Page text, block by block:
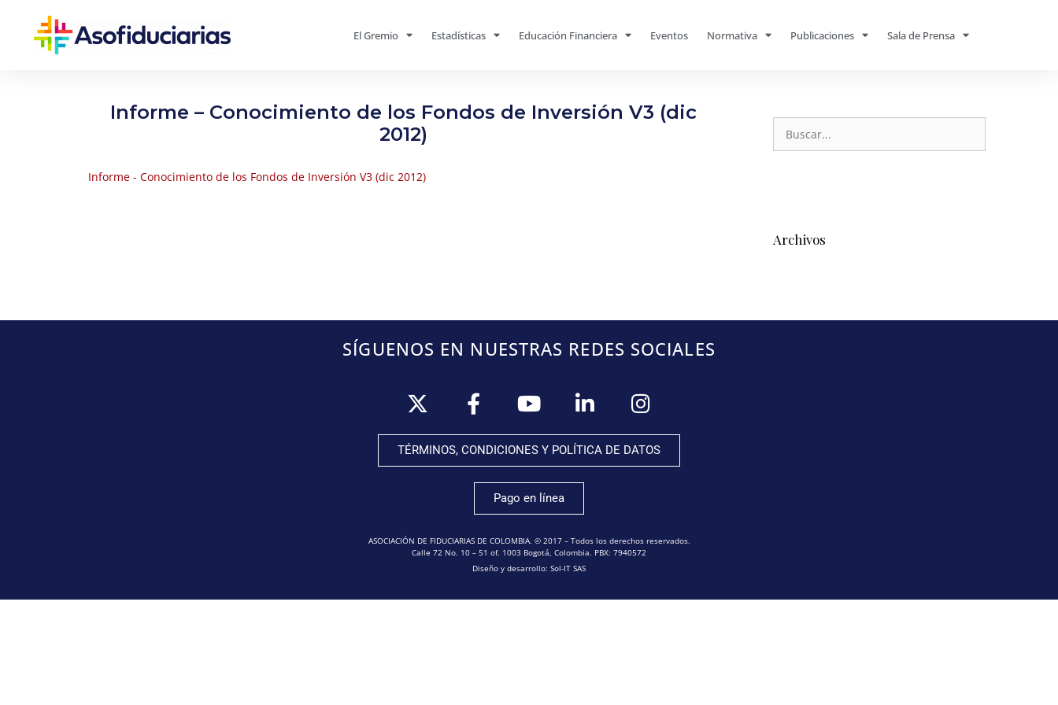
El Gremio Estadísticas Educación Financiera Eventos Normativa Publicaciones Sala de Prensa
Informe – Conocimiento de los Fondos de Inversión V3 (dic
2012)
Informe - Conocimiento de los Fondos de Inversión V3 (dic 2012)
Archivos
SÍGUENOS EN NUESTRAS REDES SOCIALES
TÉRMINOS, CONDICIONES Y POLÍTICA DE DATOS
Pago en línea
ASOCIACIÓN DE FIDUCIARIAS DE COLOMBIA. © 2017 – Todos los derechos reservados.
Calle 72 No. 10 – 51 of. 1003 Bogotá, Colombia. PBX: 7940572
Diseño y desarrollo: Sol-IT SAS